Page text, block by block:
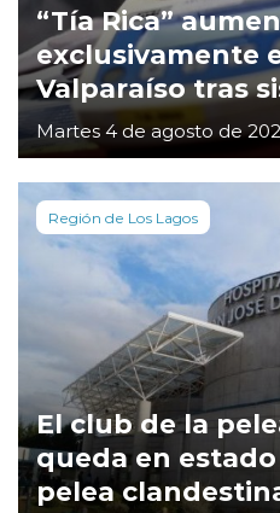
“Tía Rica”
exclusivamente
Valparaíso tras
Martes 4 de agosto de
Región de Los Lagos
El club de la
queda en
pelea